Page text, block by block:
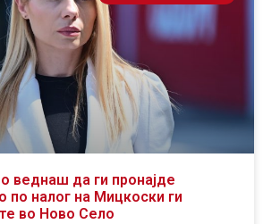
веднаш да ги пронајде
по налог на Мицкоски ги
во Ново Село